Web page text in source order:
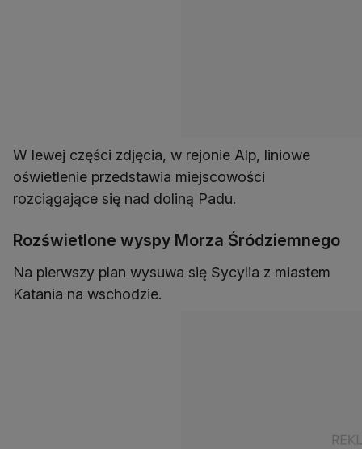
W lewej części zdjęcia, w rejonie Alp, liniowe
oświetlenie przedstawia miejscowości
rozciągające się nad doliną Padu.
Rozświetlone wyspy Morza Śródziemnego
Na pierwszy plan wysuwa się Sycylia z miastem
Katania na wschodzie.